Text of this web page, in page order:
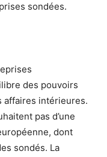
sondées.
des pouvoirs
affaires intérieures.
pas d’une
dont
sondés. La